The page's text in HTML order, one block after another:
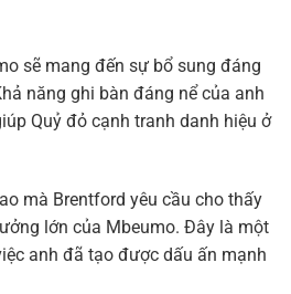
sẽ mang đến sự bổ sung đáng
năng ghi bàn đáng nể của anh
Quỷ đỏ cạnh tranh danh hiệu ở
mà Brentford yêu cầu cho thấy
lớn của Mbeumo. Đây là một
anh đã tạo được dấu ấn mạnh